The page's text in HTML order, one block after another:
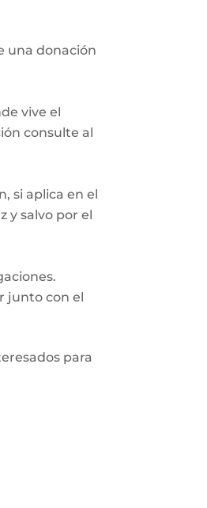
una donación
vive el
consulte al
si aplica en el
y salvo por el
junto con el
para